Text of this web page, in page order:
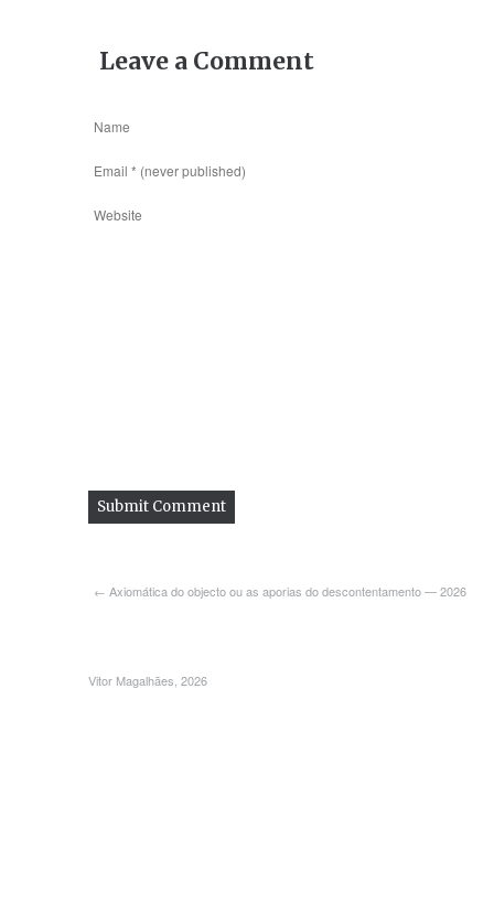
Leave a Comment
← Axiomática do objecto ou as aporias do descontentamento — 2026
Vitor Magalhães, 2026